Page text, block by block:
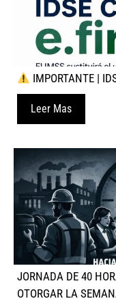
IMPORTANTE |
Leer Mas
JORNADA DE 40
OTORGAR LA